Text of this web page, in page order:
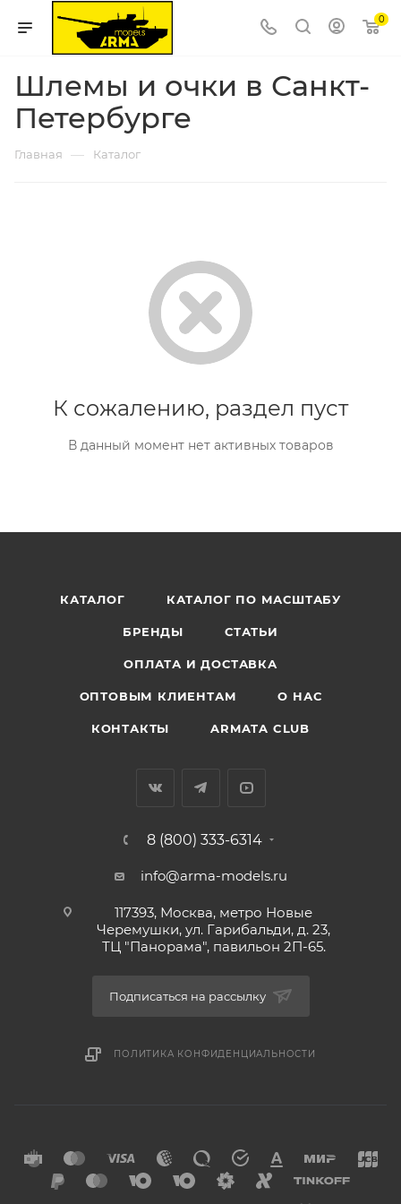
0
Шлемы и очки в Санкт-
Петербурге
Главная — Каталог
К сожалению, раздел пуст
В данный момент нет активных товаров
КАТАЛОГ КАТАЛОГ ПО МАСШТАБУ
БРЕНДЫ СТАТЬИ
ОПЛАТА И ДОСТАВКА
ОПТОВЫМ КЛИЕНТАМ О НАС
КОНТАКТЫ ARMATA CLUB
8 (800) 333-6314
info@arma-models.ru
117393, Москва, метро Новые
Черемушки, ул. Гарибальди, д. 23,
ТЦ "Панорама", павильон 2П-65.
Подписаться на рассылку
ПОЛИТИКА КОНФИДЕНЦИАЛЬНОСТИ